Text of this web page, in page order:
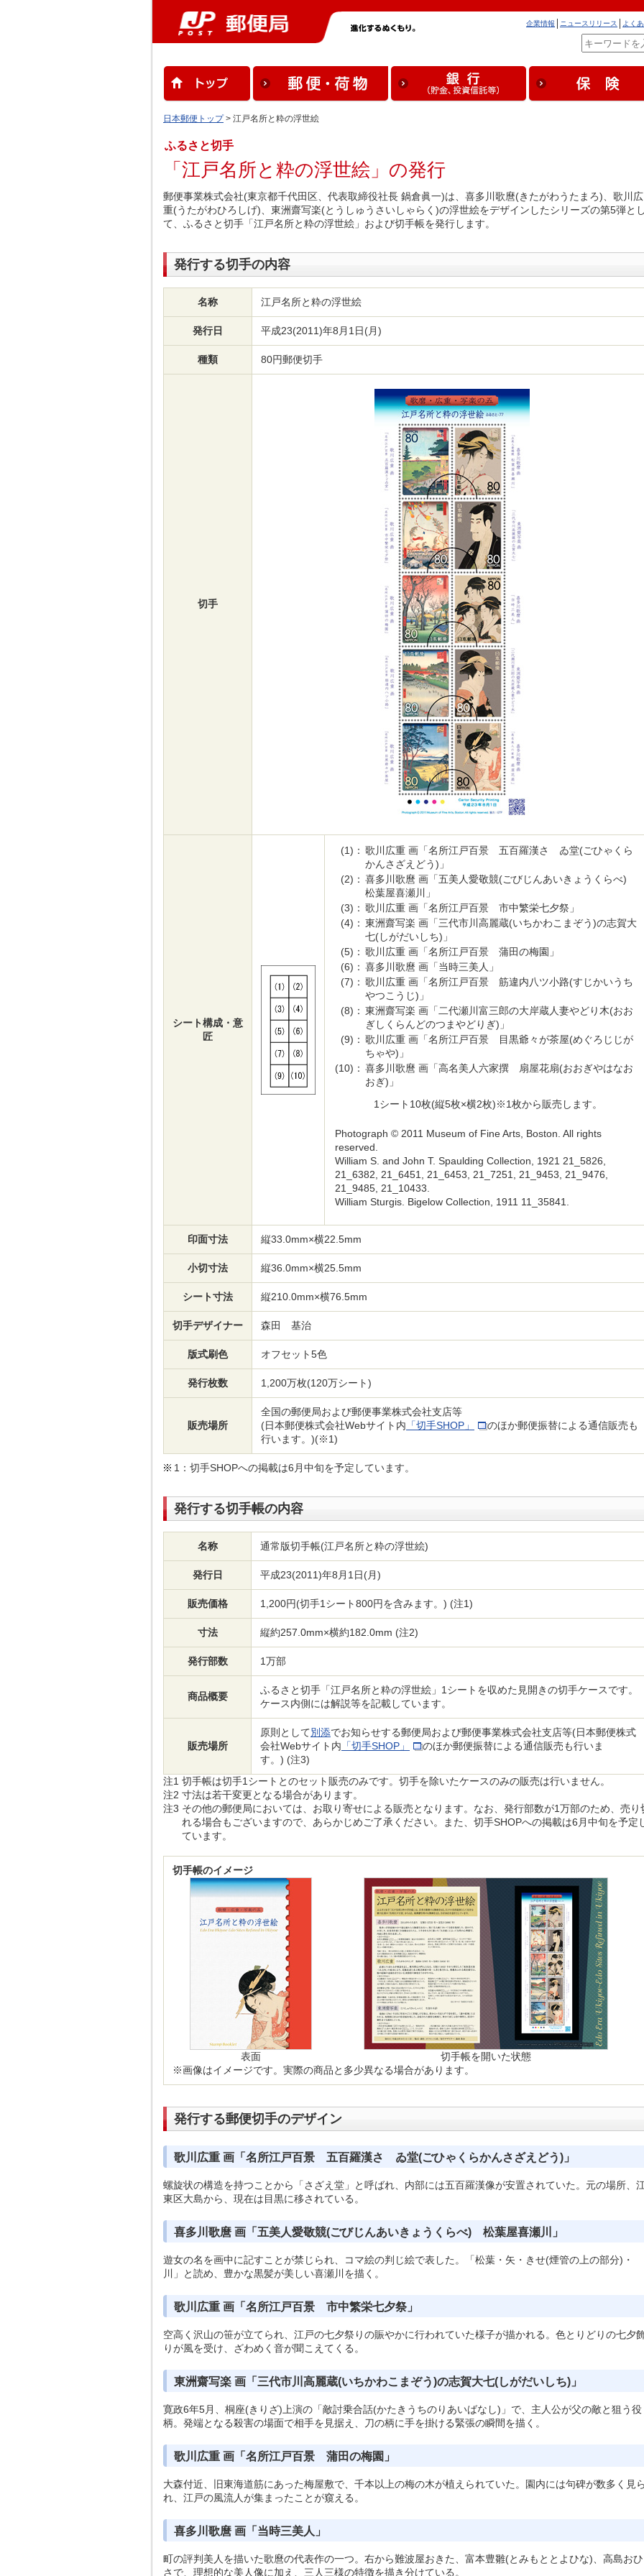
よく
ニュースリリース
企業情報
日本郵便トップ> 江戸名所と粋の浮世絵
ふるさと切手
「江戸名所と粋の浮世絵」の発行
郵便事業株式会社(東京都千代田区、代表取締役社長 鍋倉眞一)は、喜多川歌麿(きたがわうたまろ)、歌川広
重(うたがわひろしげ)、東洲齋写楽(とうしゅうさいしゃらく)の浮世絵をデザインしたシリーズの第5弾と
て、ふるさと切手「江戸名所と粋の浮世絵」および切手帳を発行します。
発行する切手の内容
名称 江戸名所と粋の浮世絵
発行日 平成23(2011)年8月1日(月)
種類 80円郵便切手
切手
シート構成・意
匠
(1)： 歌川広重 画「名所江戸百景 五百羅漢さゞゐ堂(ごひゃくら
かんさざえどう)」
(2)： 喜多川歌麿 画「五美人愛敬競(ごびじんあいきょうくらべ)
松葉屋喜瀬川」
(3)： 歌川広重 画「名所江戸百景 市中繁栄七夕祭」
(4)： 東洲齋写楽 画「三代市川高麗蔵(いちかわこまぞう)の志賀大
七(しがだいしち)」
(5)： 歌川広重 画「名所江戸百景 蒲田の梅園」
(6)： 喜多川歌麿 画「当時三美人」
(7)： 歌川広重 画「名所江戸百景 筋違内八ツ小路(すじかいうち
やつこうじ)」
(8)： 東洲齋写楽 画「二代瀬川富三郎の大岸蔵人妻やどり木(おお
ぎしくらんどのつまやどりぎ)」
(9)： 歌川広重 画「名所江戸百景 目黒爺々が茶屋(めぐろじじが
ちゃや)」
(10)： 喜多川歌麿 画「高名美人六家撰 扇屋花扇(おおぎやはなお
おぎ)」
1シート10枚(縦5枚×横2枚)※1枚から販売します。
Photograph © 2011 Museum of Fine Arts, Boston. All rights
reserved.
William S. and John T. Spaulding Collection, 1921 21_5826,
21_6382, 21_6451, 21_6453, 21_7251, 21_9453, 21_9476,
21_9485, 21_10433.
William Sturgis. Bigelow Collection, 1911 11_35841.
印面寸法 縦33.0mm×横22.5mm
小切寸法 縦36.0mm×横25.5mm
シート寸法 縦210.0mm×横76.5mm
切手デザイナー 森田 基治
版式刷色 オフセット5色
発行枚数 1,200万枚(120万シート)
販売場所
全国の郵便局および郵便事業株式会社支店等
(日本郵便株式会社Webサイト内 「切手SHOP」
のほか郵便振替による通信販売も
行います。)(※1)
1：切手SHOPへの掲載は6月中旬を予定しています。
発行する切手帳の内容
名称 通常版切手帳(江戸名所と粋の浮世絵)
発行日 平成23(2011)年8月1日(月)
販売価格 1,200円(切手1シート800円を含みます。) (注1)
寸法 縦約257.0mm×横約182.0mm (注2)
発行部数 1万部
商品概要
ふるさと切手「江戸名所と粋の浮世絵」1シートを収めた見開きの切手ケースです。
ケース内側には解説等を記載しています。
販売場所
原則として別添でお知らせする郵便局および郵便事業株式会社支店等(日本郵便株式
会社Webサイト内 「切手SHOP」
のほか郵便振替による通信販売も行いま
す。) (注3)
注1 切手帳は切手1シートとのセット販売のみです。切手を除いたケースのみの販売は行いません。
注2 寸法は若干変更となる場合があります。
注3 その他の郵便局においては、お取り寄せによる販売となります。なお、発行部数が1万部のため、売り
れる場合もございますので、あらかじめご了承ください。また、切手SHOPへの掲載は6月中旬を予定
ています。
切手帳のイメージ
表面
切手帳を開いた状態
※画像はイメージです。実際の商品と多少異なる場合があります。
発行する郵便切手のデザイン
歌川広重 画「名所江戸百景 五百羅漢さゞゐ堂(ごひゃくらかんさざえどう)」
螺旋状の構造を持つことから「さざえ堂」と呼ばれ、内部には五百羅漢像が安置されていた。元の場所、
東区大島から、現在は目黒に移されている。
喜多川歌麿 画「五美人愛敬競(ごびじんあいきょうくらべ) 松葉屋喜瀬川」
遊女の名を画中に記すことが禁じられ、コマ絵の判じ絵で表した。「松葉・矢・きせ(煙管の上の部分)・
川」と読め、豊かな黒髪が美しい喜瀬川を描く。
歌川広重 画「名所江戸百景 市中繁栄七夕祭」
空高く沢山の笹が立てられ、江戸の七夕祭りの賑やかに行われていた様子が描かれる。色とりどりの七夕
りが風を受け、ざわめく音が聞こえてくる。
東洲齋写楽 画「三代市川高麗蔵(いちかわこまぞう)の志賀大七(しがだいしち)」
寛政6年5月、桐座(きりざ)上演の「敵討乗合話(かたきうちのりあいばなし)」で、主人公が父の敵と狙う役
柄。発端となる殺害の場面で相手を見据え、刀の柄に手を掛ける緊張の瞬間を描く。
歌川広重 画「名所江戸百景 蒲田の梅園」
大森付近、旧東海道筋にあった梅屋敷で、千本以上の梅の木が植えられていた。園内には句碑が数多く見
れ、江戸の風流人が集まったことが窺える。
喜多川歌麿 画「当時三美人」
町の評判美人を描いた歌麿の代表作の一つ。右から難波屋おきた、富本豊雛(とみもととよひな)、高島おひ
さで、理想的な美人像に加え、三人三様の特徴を描き分けている。